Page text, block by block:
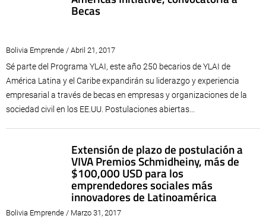
Becas
Bolivia Emprende / Abril 21, 2017
Sé parte del Programa YLAI, este año 250 becarios de YLAI de
América Latina y el Caribe expandirán su liderazgo y experiencia
empresarial a través de becas en empresas y organizaciones de la
sociedad civil en los EE.UU. Postulaciones abiertas...
Extensión de plazo de postulación a
VIVA Premios Schmidheiny, más de
$100,000 USD para los
emprendedores sociales más
innovadores de Latinoamérica
Bolivia Emprende / Marzo 31, 2017